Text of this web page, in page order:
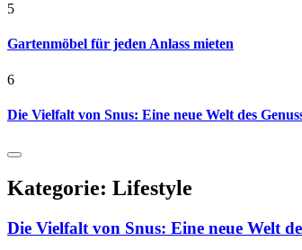
5
Gartenmöbel für jeden Anlass mieten
6
Die Vielfalt von Snus: Eine neue Welt des
Kategorie: Lifestyle
Die Vielfalt von Snus: Eine neue Welt